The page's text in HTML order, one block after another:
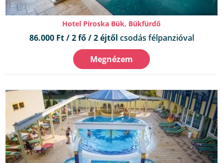
Hotel Piroska Bük, Bükfürdő
86.000 Ft / 2 fő / 2 éjtől csodás félpanzióval
Megnézem